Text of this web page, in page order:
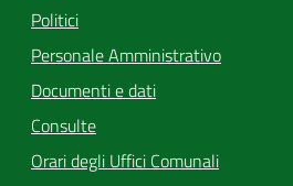
Politici
Personale Amministrativo
Documenti e dati
Consulte
Orari degli Uffici Comunali